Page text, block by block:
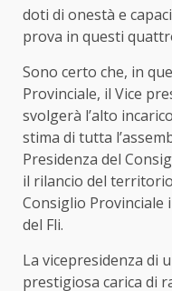
doti di onestà e
prova in questi
Sono certo che, in
Provinciale, il Vice
svolgerà l’alto
stima di tutta
Presidenza del
il rilancio del
Consiglio Provinciale
del Fli.
La vicepresidenza di
prestigiosa carica di